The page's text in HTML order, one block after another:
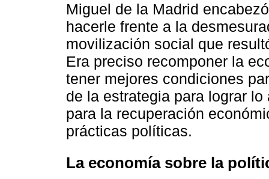
Miguel de la Madrid
hacerle frente a la
movilización social que
Era preciso recomponer la
tener mejores condiciones
de la estrategia para lograr
para la recuperación
prácticas políticas.
La economía sobre la